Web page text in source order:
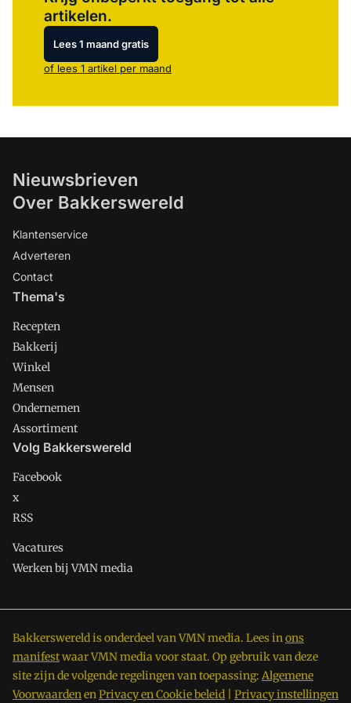
artikelen.
Lees 1 maand gratis
of lees 1 artikel per maand
Nieuwsbrieven
Over Bakkerswereld
Klantenservice
Adverteren
Contact
Thema's
Recepten
Bakkerij
Winkel
Mensen
Ondernemen
Assortiment
Volg Bakkerswereld
Facebook
x
RSS
Vacatures
Werken bij VMN media
Bakkerswereld is onderdeel van VMN media. Lees inons
manifestwaar VMN media voor staat. Op gebruik van deze
site zijn de volgende regelingen van toepassing: Algemene
VoorwaardenenPrivacy en Cookie beleid Privacy instellingen